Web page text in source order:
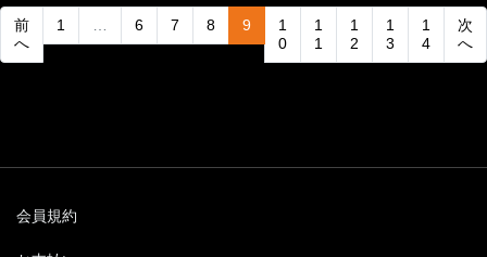
前
へ
1 6 7 8 9(current)
1
0
1
1
1
2
1
3
1
4
次
へ
会員規約